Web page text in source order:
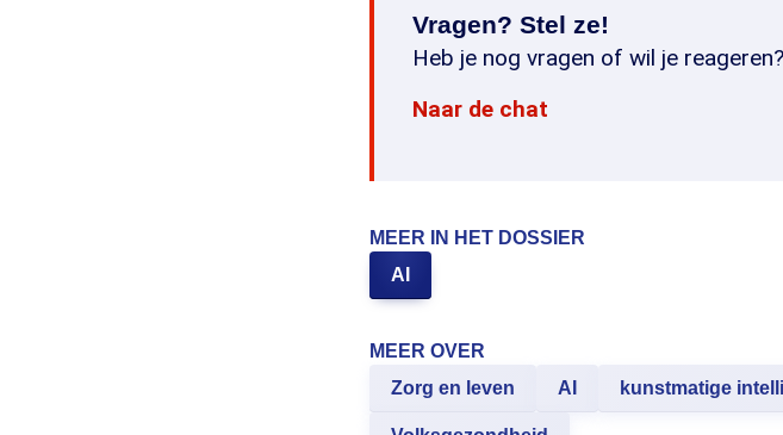
Vragen? Stel ze!
Heb je nog vragen of wil je
Naar de chat
MEER IN HET DOSSIER
AI
MEER OVER
Zorg en leven
AI kunstmatige